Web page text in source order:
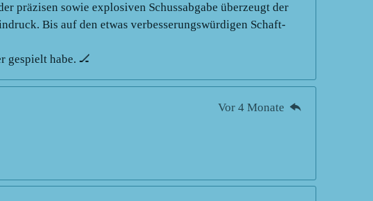
präzisen sowie explosiven Schussabgabe überzeugt der
Bis auf den etwas verbesserungswürdigen Schaft-
gespielt habe. 🏒
Vor 4 Monate